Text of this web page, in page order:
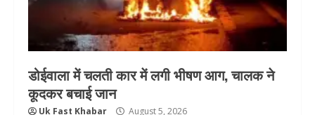
डोईवाला में चलती कार में लगी भीषण आग, चालक ने
कूदकर बचाई जान
Uk Fast Khabar August 5, 2026